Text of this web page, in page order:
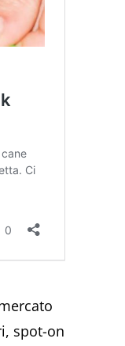
spot-on